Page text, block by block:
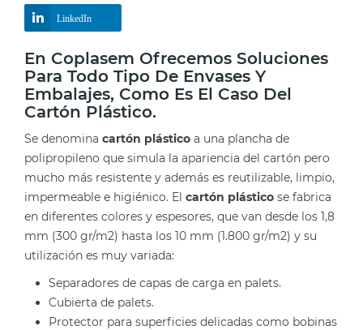
LinkedIn
En Coplasem Ofrecemos Soluciones
Para Todo Tipo De Envases Y
Embalajes, Como Es El Caso Del
Cartón Plástico.
Se denomina cartón plástico a una plancha de
polipropileno que simula la apariencia del cartón pero
mucho más resistente y además es reutilizable, limpio,
impermeable e higiénico. El cartón plástico se fabrica
en diferentes colores y espesores, que van desde los 1,8
mm (300 gr/m2) hasta los 10 mm (1.800 gr/m2) y su
utilización es muy variada:
Separadores de capas de carga en palets.
Cubierta de palets.
Protector para superficies delicadas como bobinas